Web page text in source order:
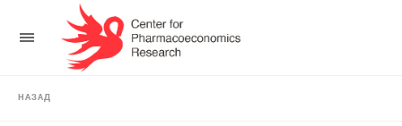
НАЗАД